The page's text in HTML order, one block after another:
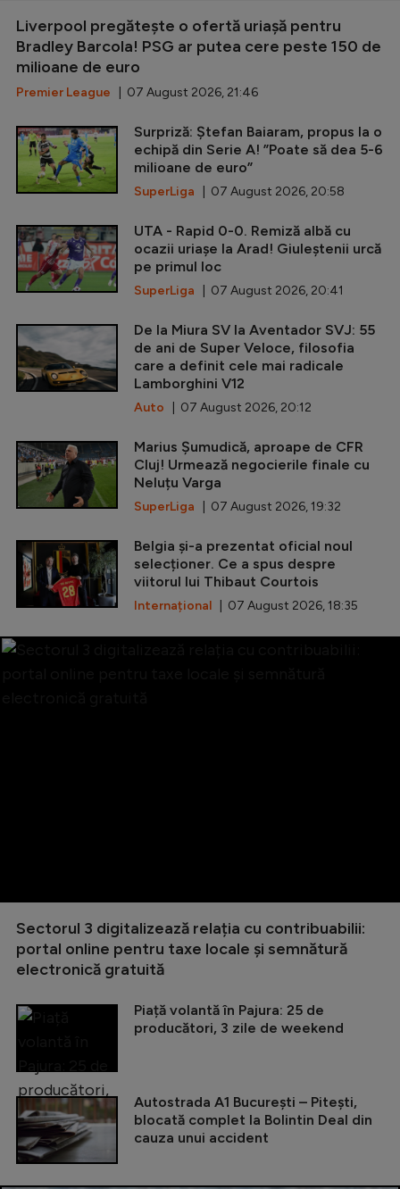
Liverpool pregătește o ofertă uriașă pentru
Bradley Barcola! PSG ar putea cere peste 150 de
milioane de euro
Premier League | 07 August 2026, 21:46
Surpriză: Ștefan Baiaram, propus la o
echipă din Serie A! ”Poate să dea 5-6
milioane de euro”
SuperLiga | 07 August 2026, 20:58
UTA - Rapid 0-0. Remiză albă cu
ocazii uriașe la Arad! Giuleștenii urcă
pe primul loc
SuperLiga | 07 August 2026, 20:41
De la Miura SV la Aventador SVJ: 55
de ani de Super Veloce, filosofia
care a definit cele mai radicale
Lamborghini V12
Auto | 07 August 2026, 20:12
Marius Șumudică, aproape de CFR
Cluj! Urmează negocierile finale cu
Neluțu Varga
SuperLiga | 07 August 2026, 19:32
Belgia și-a prezentat oficial noul
selecționer. Ce a spus despre
viitorul lui Thibaut Courtois
Internațional | 07 August 2026, 18:35
Sectorul 3 digitalizează relația cu contribuabilii:
portal online pentru taxe locale și semnătură
electronică gratuită
Piață volantă în Pajura: 25 de
producători, 3 zile de weekend
Autostrada A1 București – Pitești,
blocată complet la Bolintin Deal din
cauza unui accident